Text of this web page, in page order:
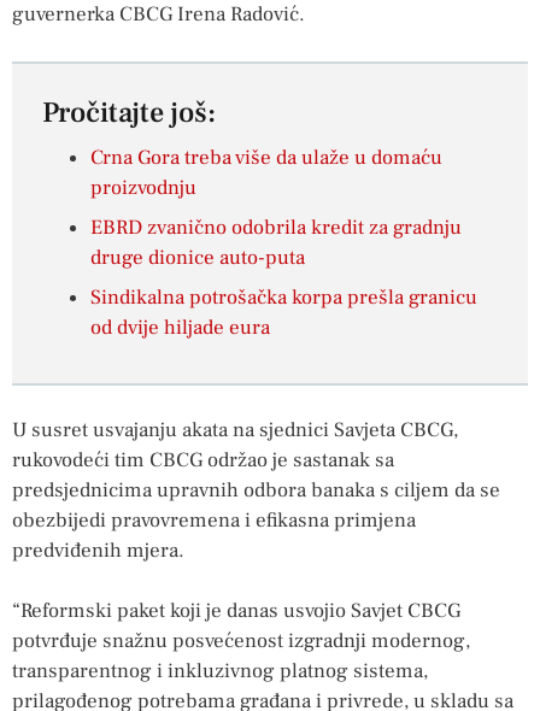
guvernerka CBCG Irena Radović.
Pročitajte još:
Crna Gora treba više da ulaže u domaću
proizvodnju
EBRD zvanično odobrila kredit za gradnju
druge dionice auto-puta
Sindikalna potrošačka korpa prešla granicu
od dvije hiljade eura
U susret usvajanju akata na sjednici Savjeta CBCG,
rukovodeći tim CBCG održao je sastanak sa
predsjednicima upravnih odbora banaka s ciljem da se
obezbijedi pravovremena i efikasna primjena
predviđenih mjera.
“Reformski paket koji je danas usvojio Savjet CBCG
potvrđuje snažnu posvećenost izgradnji modernog,
transparentnog i inkluzivnog platnog sistema,
prilagođenog potrebama građana i privrede, u skladu sa